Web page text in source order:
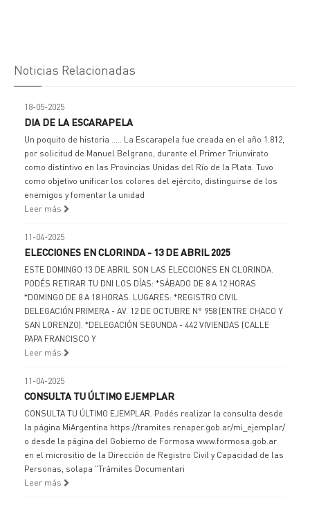
Noticias Relacionadas
18-05-2025
DIA DE LA ESCARAPELA
Un poquito de historia ..... La Escarapela fue creada en el año 1.812,
por solicitud de Manuel Belgrano, durante el Primer Triunvirato
como distintivo en las Provincias Unidas del Río de la Plata. Tuvo
como objetivo unificar los colores del ejército, distinguirse de los
enemigos y fomentar la unidad
Leer más
11-04-2025
ELECCIONES EN CLORINDA - 13 DE ABRIL 2025
ESTE DOMINGO 13 DE ABRIL SON LAS ELECCIONES EN CLORINDA.
PODÉS RETIRAR TU DNI LOS DÍAS: *SÁBADO DE 8 A 12 HORAS
*DOMINGO DE 8 A 18 HORAS. LUGARES: *REGISTRO CIVIL
DELEGACIÓN PRIMERA - AV. 12 DE OCTUBRE N° 958 (ENTRE CHACO Y
SAN LORENZO). *DELEGACIÓN SEGUNDA - 442 VIVIENDAS (CALLE
PAPA FRANCISCO Y
Leer más
11-04-2025
CONSULTA TU ÚLTIMO EJEMPLAR
CONSULTA TU ÚLTIMO EJEMPLAR. Podés realizar la consulta desde
la página MiArgentina https://tramites.renaper.gob.ar/mi_ejemplar/
o desde la página del Gobierno de Formosa www.formosa.gob.ar
en el micrositio de la Dirección de Registro Civil y Capacidad de las
Personas, solapa "Trámites Documentari
Leer más